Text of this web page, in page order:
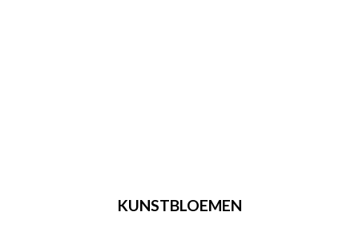
KUNSTBLOEMEN